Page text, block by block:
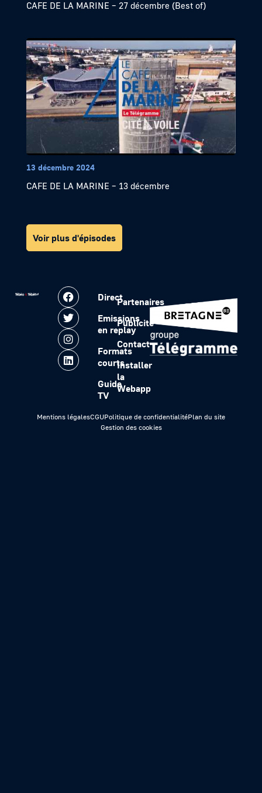
CAFE DE LA MARINE – 27 décembre (Best of)
13 décembre 2024
CAFE DE LA MARINE – 13 décembre
Voir plus d'épisodes
Direct
Emissions
en replay
Formats
courts
Guide
TV
Partenaires
Publicité
Contact
Installer
la
Webapp
Mentions légalesCGUPolitique de confidentialitéPlan du site
Gestion des cookies